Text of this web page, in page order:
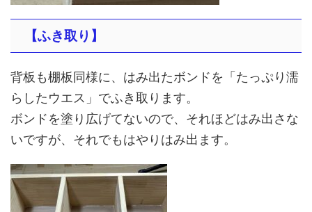
【ふき取り】
背板も棚板同様に、はみ出たボンドを「たっぷり濡
らしたウエス」でふき取ります。
ボンドを塗り広げてないので、それほどはみ出さな
いですが、それでもはやりはみ出ます。